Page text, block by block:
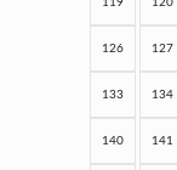
126 127
133 134
140 141